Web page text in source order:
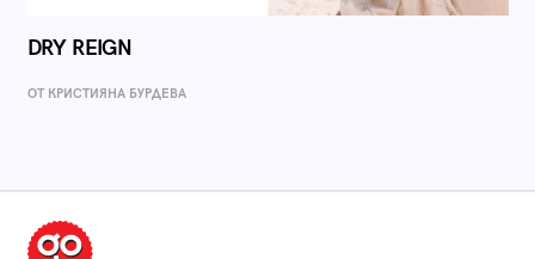
DRY REIGN
ОТ КРИСТИЯНА БУРДЕВА